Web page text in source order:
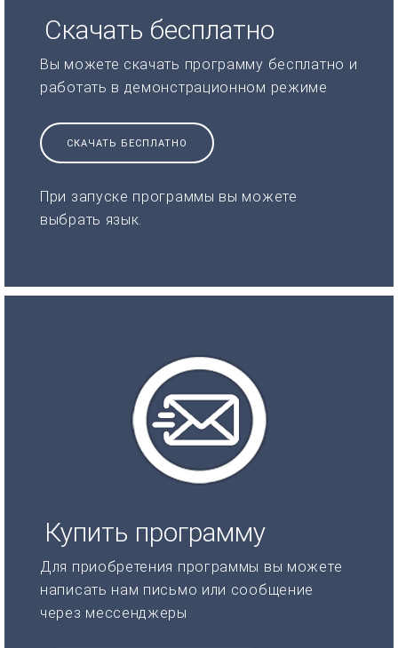
Скачать бесплатно
Вы можете скачать программу бесплатно и
работать в демонстрационном режиме
СКАЧАТЬ БЕСПЛАТНО
При запуске программы вы можете
выбрать язык.
Купить программу
Для приобретения программы вы можете
написать нам письмо или сообщение
через мессенджеры